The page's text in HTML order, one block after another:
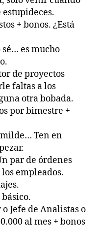
+ bonos. ¿Está
es mucho
de proyectos
faltas a los
otra bobada.
por bimestre +
Ten en
par de órdenes
empleados.
Jefe de Analistas o
al mes + bonos